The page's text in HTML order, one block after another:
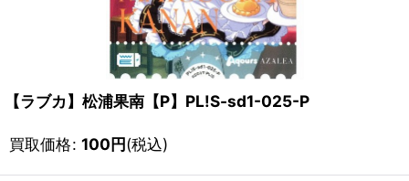
【ラブカ】松浦果南【P】PL!S-sd1-025-P
買取価格: 100円(税込)